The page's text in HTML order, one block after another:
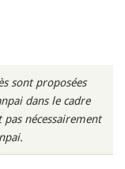
sont proposées
dans le cadre
nécessairement